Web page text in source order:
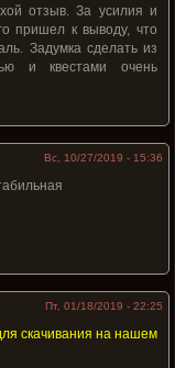
отзыв. За усилия и
пришел к выводу, что
Задумка сделать из
и квестами очень
Вс, 10/27/2019 - 15:36
Пт, 01/18/2019 - 22:25
скачивания на нашем